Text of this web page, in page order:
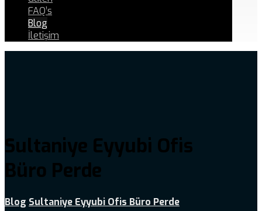
FAQ’s
Blog
İletişim
Sultaniye Eyyubi Ofis
Büro Perde
Blog Sultaniye Eyyubi Ofis Büro Perde